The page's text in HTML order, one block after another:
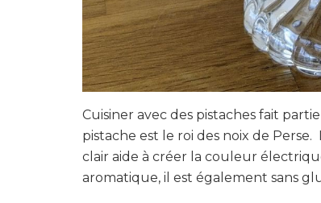
Cuisiner avec des pistaches fait
pistache est le roi des noix de
clair aide à créer la couleur
aromatique, il est également sans